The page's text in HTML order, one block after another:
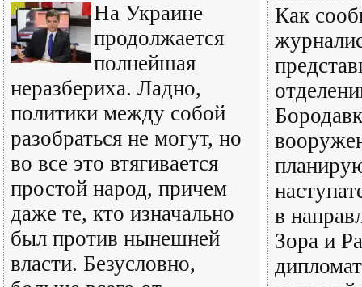
На Украине
продолжается
полнейшая
неразбериха. Ладно,
политики между собой
разобраться не могут, но
во все это втягивается
простой народ, причем
даже те, кто изначально
был против нынешней
власти. Безусловно,
Как
в
Зора и